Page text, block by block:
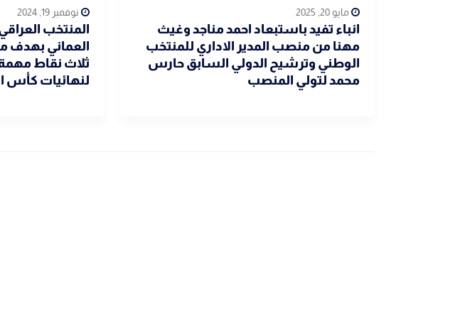
مايو 20, 2025
انباء تفيد باستبعاد احمد مناجد وغيث
مهنا من منصب المدير الاداري للمنتخب
الوطني وترشيح الدولي السابق حارس
محمد لتولي المنصب
نوفمبر 19, 2024
المنتخب
العماني بهدف
ثلاث نقاط
لنهائيات كأس